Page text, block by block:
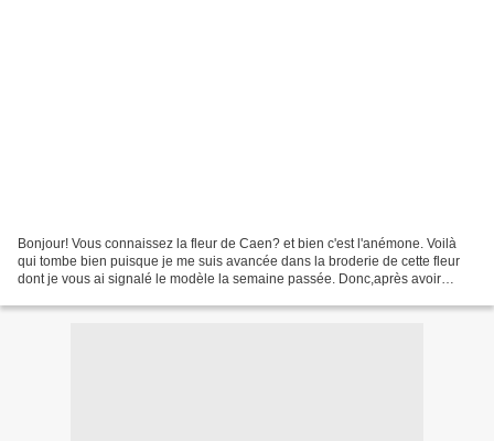
Bonjour! Vous connaissez la fleur de Caen? et bien c'est l'anémone. Voilà
qui tombe bien puisque je me suis avancée dans la broderie de cette fleur
dont je vous ai signalé le modèle la semaine passée. Donc,après avoir